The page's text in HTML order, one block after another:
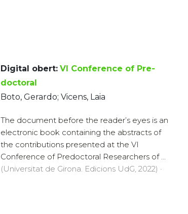
Digital obert: VI Conference of Pre-
doctoral
Boto, Gerardo; Vicens, Laia
The document before the reader’s eyes is an
electronic book containing the abstracts of
the contributions presented at the VI
Conference of Predoctoral Researchers of ...
(Universitat de Girona. Edicions UdG, 2022) ·